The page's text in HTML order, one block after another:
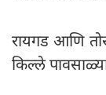
रायगड आणि
किल्ले